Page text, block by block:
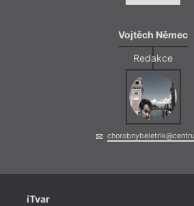
Vojtěch Němec
Redakce
iTvar